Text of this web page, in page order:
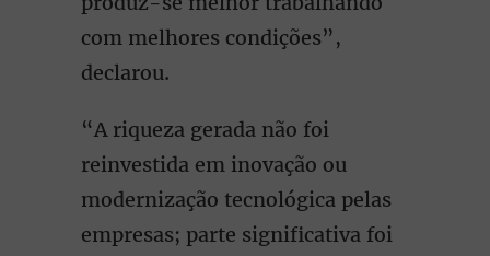
com melhores condições”,
declarou.
“A riqueza gerada não foi
reinvestida em inovação ou
modernização tecnológica pelas
empresas; parte significativa foi